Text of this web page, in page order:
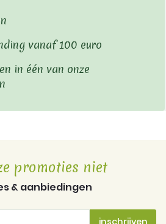
vanaf 100 euro
in één van onze
promoties niet
& aanbiedingen